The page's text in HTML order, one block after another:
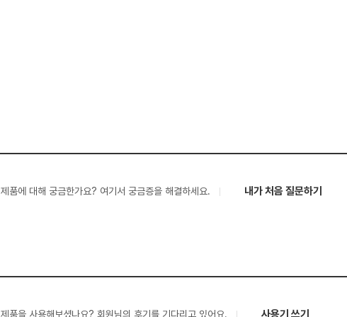
제품에 대해 궁금한가요? 여기서 궁금증을 해결하세요. 내가 처음 질문하기
제품을 사용해보셨나요? 회원님의 후기를 기다리고 있어요. 사용기 쓰기